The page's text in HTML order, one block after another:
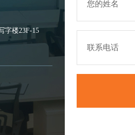
字楼23F-15